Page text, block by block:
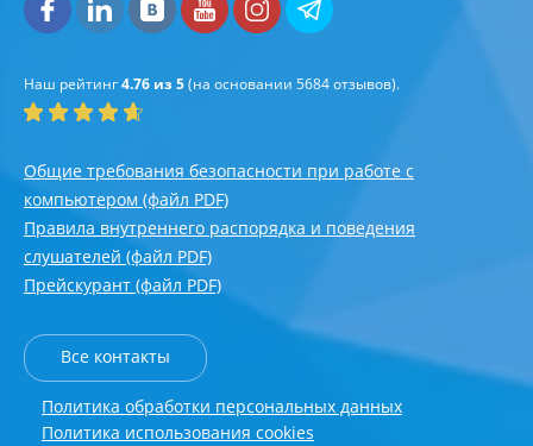
Наш рейтинг4.76 из 5(на основании 5684отзывов).
Общие требования безопасности при работе с
компьютером (файл PDF)
Правила внутреннего распорядка и поведения
слушателей (файл PDF)
Прейскурант (файл PDF)
Все контакты
Политика обработки персональных данных
Политика использования cookies